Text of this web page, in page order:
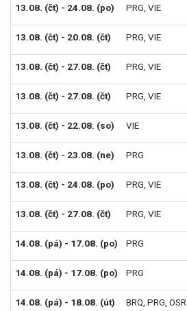
13.08. (čt) - 24.08. (po) PRG, VIE
13.08. (čt) - 20.08. (čt) PRG, VIE
13.08. (čt) - 27.08. (čt) PRG, VIE
13.08. (čt) - 27.08. (čt) PRG, VIE
13.08. (čt) - 22.08. (so) VIE
13.08. (čt) - 23.08. (ne) PRG
13.08. (čt) - 24.08. (po) PRG, VIE
13.08. (čt) - 27.08. (čt) PRG, VIE
14.08. (pá) - 17.08. (po) PRG
14.08. (pá) - 17.08. (po) PRG
14.08. (pá) - 18.08. (út) BRQ, PRG, OSR